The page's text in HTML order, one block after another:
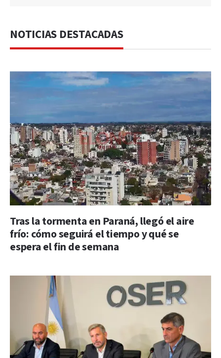
NOTICIAS DESTACADAS
Tras la tormenta en Paraná, llegó el aire
frío: cómo seguirá el tiempo y qué se
espera el fin de semana